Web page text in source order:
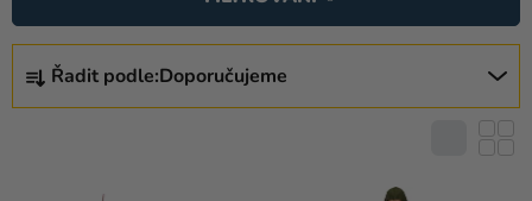
Pečení
Dárky
a
A
Z
Řadit podle:Doporučujeme
P
I
S
P